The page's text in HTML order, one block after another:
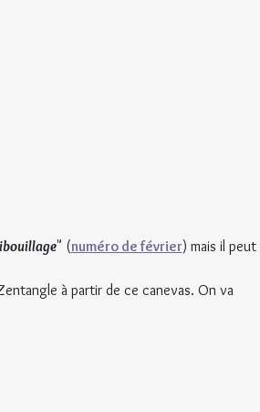
" (numéro de février) mais il peut
à partir de ce canevas. On va